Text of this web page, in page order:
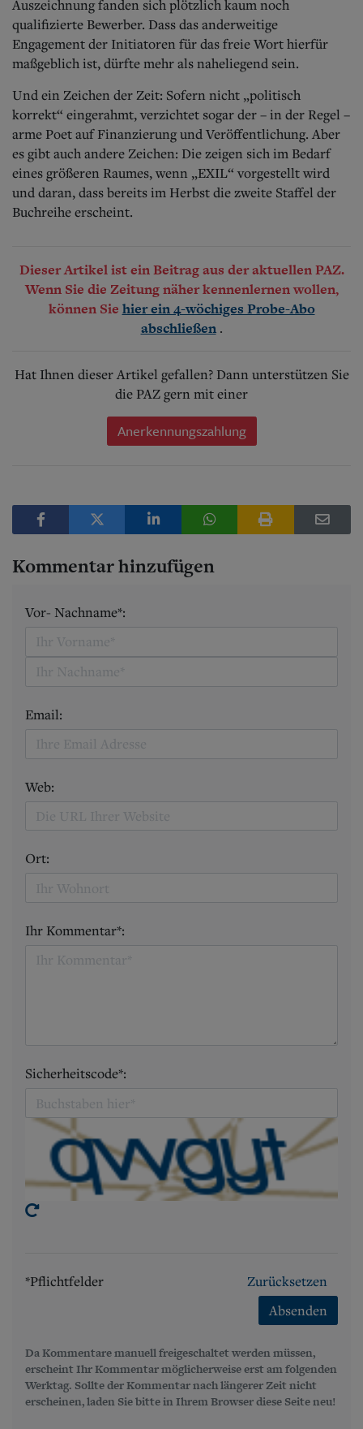
Auszeichnung fanden sich plötzlich kaum noch
qualifizierte Bewerber. Dass das anderweitige
Engagement der Initiatoren für das freie Wort hierfür
maßgeblich ist, dürfte mehr als naheliegend sein.
Und ein Zeichen der Zeit: Sofern nicht „politisch
korrekt“ eingerahmt, verzichtet sogar der – in der Regel –
arme Poet auf Finanzierung und Veröffentlichung. Aber
es gibt auch andere Zeichen: Die zeigen sich im Bedarf
eines größeren Raumes, wenn „EXIL“ vorgestellt wird
und daran, dass bereits im Herbst die zweite Staffel der
Buchreihe erscheint.
Dieser Artikel ist ein Beitrag aus der aktuellen PAZ.
Wenn Sie die Zeitung näher kennenlernen wollen,
können Sie hier ein 4-wöchiges Probe-Abo
abschließen .
Hat Ihnen dieser Artikel gefallen? Dann unterstützen Sie
die PAZ gern mit einer
Anerkennungszahlung
Kommentar hinzufügen
Vor- Nachname*:
Email:
Web:
Ort:
Ihr Kommentar*:
Sicherheitscode*:
*Pflichtfelder
Zurücksetzen
Absenden
Da Kommentare manuell freigeschaltet werden müssen,
erscheint Ihr Kommentar möglicherweise erst am folgenden
Werktag. Sollte der Kommentar nach längerer Zeit nicht
erscheinen, laden Sie bitte in Ihrem Browser diese Seite neu!